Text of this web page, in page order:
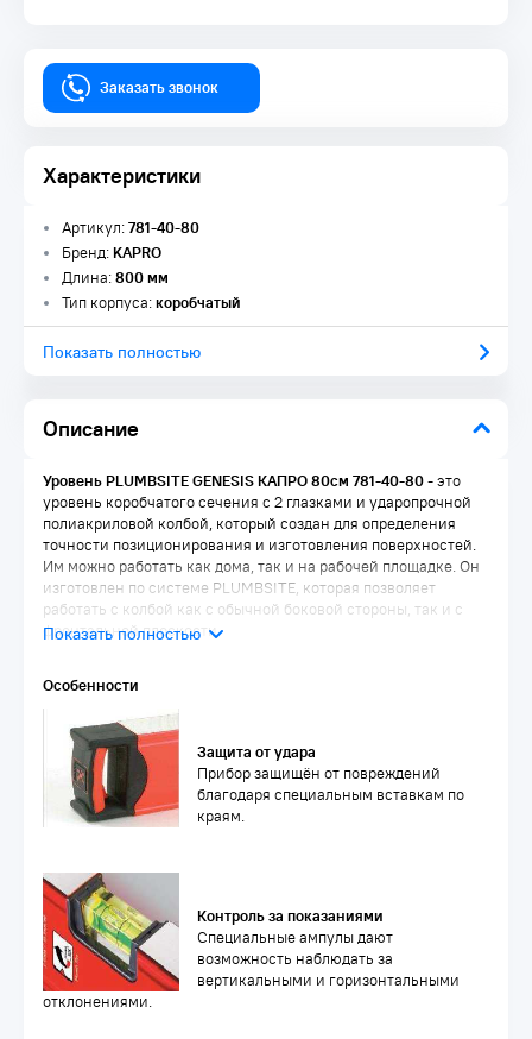
Заказать звонок
Характеристики
Описание
Артикул:781-40-80
Бренд:KAPRO
Длина:800 мм
Тип корпуса:коробчатый
Показать полностью
Уровень PLUMBSITE GENESIS КАПРО 80см 781-40-80- это
уровень коробчатого сечения с 2 глазками и ударопрочной
полиакриловой колбой, который создан для определения
точности позиционирования и изготовления поверхностей.
Им можно работать как дома, так и на рабочей площадке. Он
изготовлен по системе PLUMBSITE, которая позволяет
работать с колбой как с обычной боковой стороны, так и с
фронтальной плоскости.
Особенности
Защита от удара
Прибор защищён от повреждений
благодаря специальным вставкам по
краям.
Контроль за показаниями
Специальные ампулы дают
возможность наблюдать за
вертикальными и горизонтальными
отклонениями.